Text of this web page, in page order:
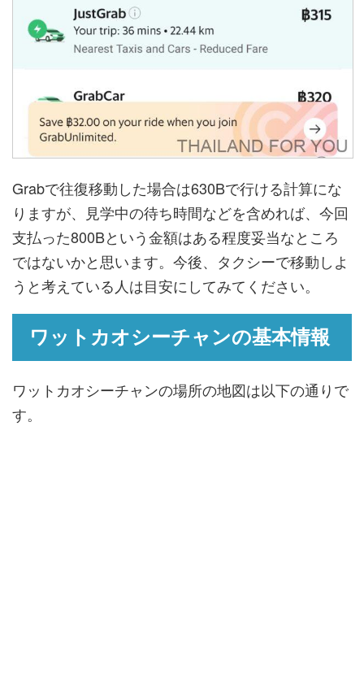
Grabで往復移動した場合は630Bで行ける計算にな
りますが、見学中の待ち時間などを含めれば、今回
支払った800Bという金額はある程度妥当なところ
ではないかと思います。今後、タクシーで移動しよ
うと考えている人は目安にしてみてください。
ワットカオシーチャンの基本情報
ワットカオシーチャンの場所の地図は以下の通りで
す。